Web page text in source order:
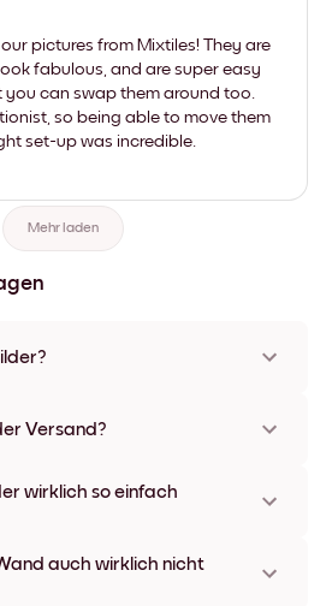
pictures from Mixtiles! They are
fabulous, and are super easy
can swap them around too.
so being able to move them
set-up was incredible.
Mehr laden
Materialien und Rahmenfarben,
Versand?
Expressversand an. Den Trackinglink
zugeschickt.
wirklich so einfach
ohne die Wände dabei zu
auch wirklich nicht